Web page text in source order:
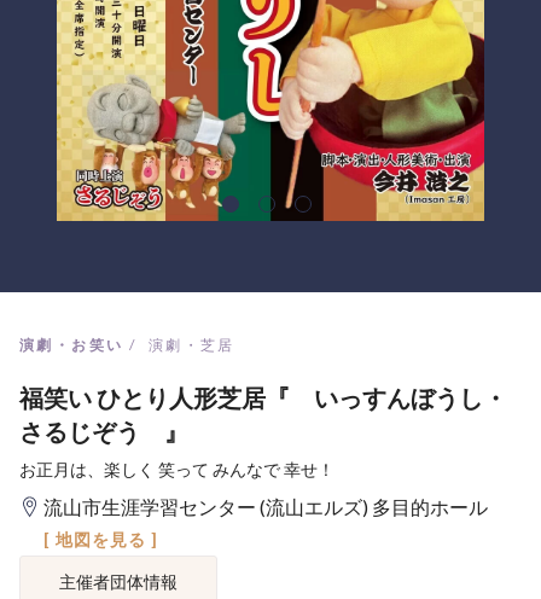
演劇・お笑い 演劇・芝居
福笑い ひとり人形芝居『 いっすんぼうし・
さるじぞう 』
お正月は、楽しく 笑って みんなで 幸せ！
流山市生涯学習センター (流山エルズ) 多目的ホール
[ 地図を見る ]
主催者団体情報